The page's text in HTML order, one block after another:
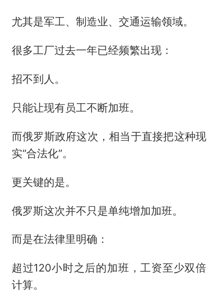
尤其是军工、制造业、交通运输领域。
很多工厂过去一年已经频繁出现：
招不到人。
只能让现有员工不断加班。
而俄罗斯政府这次，相当于直接把这种现
实“合法化”。
更关键的是。
俄罗斯这次并不只是单纯增加加班。
而是在法律里明确：
超过120小时之后的加班，工资至少双倍
计算。